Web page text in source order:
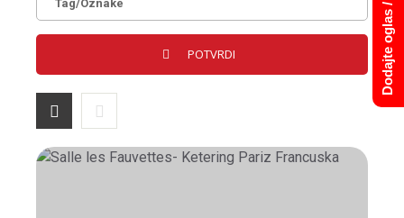
Dodajte oglas / firmu